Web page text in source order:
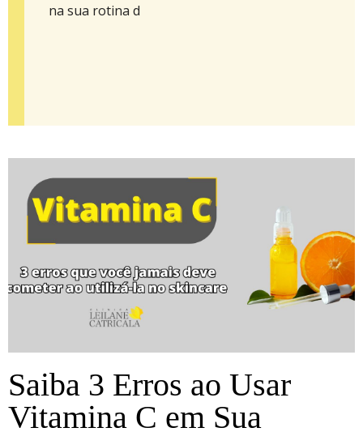
na sua rotina d
Saiba 3 Erros ao Usar
Vitamina C em Sua